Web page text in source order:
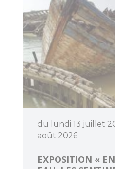
Bouger
du lundi 13 juillet
août 2026
EXPOSITION «